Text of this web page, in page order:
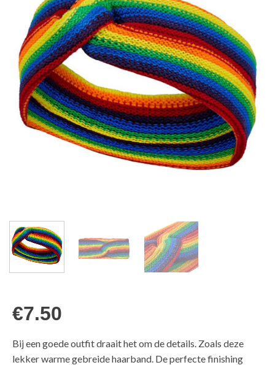
€7.50
Bij een goede outfit draait het om de details. Zoals deze
lekker warme gebreide haarband. De perfecte finishing